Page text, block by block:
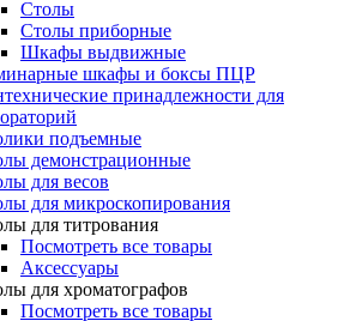
Столы
Столы приборные
Шкафы выдвижные
шкафы и боксы ПЦР
принадлежности для
подъемные
демонстрационные
для весов
для микроскопирования
для титрования
Посмотреть все товары
Аксессуары
для хроматографов
Посмотреть все товары